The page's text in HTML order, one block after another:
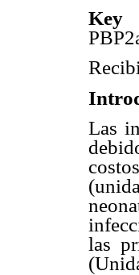
Key
Las
las